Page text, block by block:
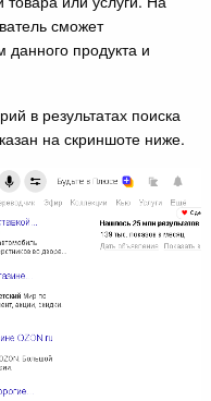
сможет
данного продукта и
в результатах поиска
на скриншоте ниже.